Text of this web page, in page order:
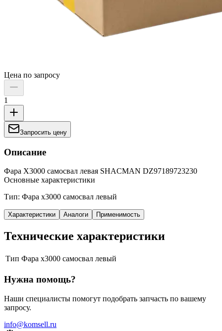
Цена по запросу
1
Запросить цену
Описание
Фара X3000 самосвал левая SHACMAN DZ97189723230
Основные характеристики
Тип: Фара x3000 самосвал левый
Характеристики Аналоги Применимость
Технические характеристики
Тип Фара x3000 самосвал левый
Нужна помощь?
Наши специалисты помогут подобрать запчасть по вашему
запросу.
info@komsell.ru